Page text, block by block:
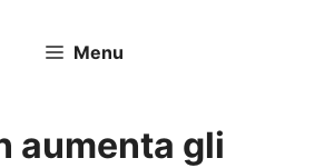
Menu
aumenta gli